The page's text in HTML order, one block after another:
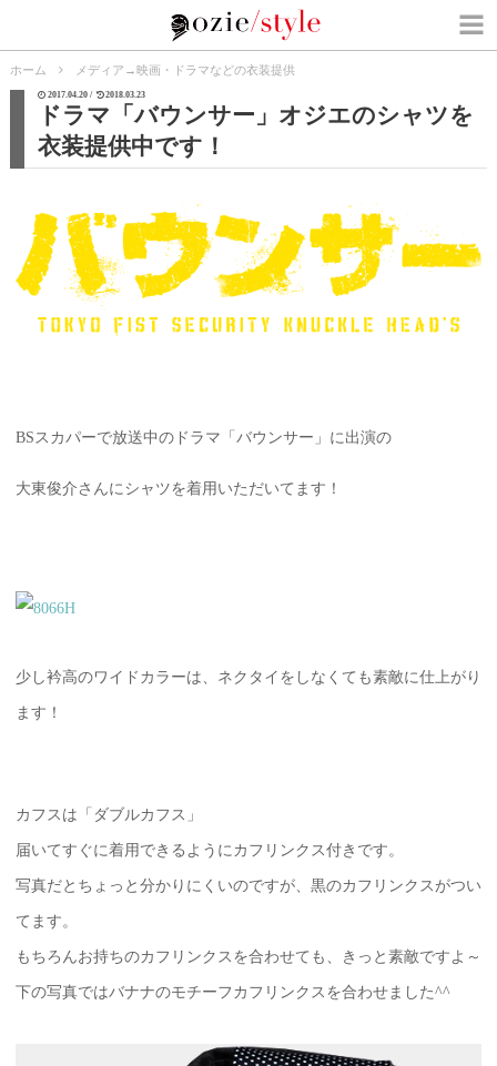
ホーム メディア →映画・ドラマなどの衣装提供
2017.04.20 / 2018.03.23
ドラマ「バウンサー」オジエのシャツを
衣装提供中です！
BSスカパーで放送中のドラマ「バウンサー」に出演の
大東俊介さんにシャツを着用いただいてます！
少し衿高のワイドカラーは、ネクタイをしなくても素敵に仕上がり
ます！
カフスは「ダブルカフス」
届いてすぐに着用できるようにカフリンクス付きです。
写真だとちょっと分かりにくいのですが、黒のカフリンクスがつい
てます。
もちろんお持ちのカフリンクスを合わせても、きっと素敵ですよ～
下の写真ではバナナのモチーフカフリンクスを合わせました^^